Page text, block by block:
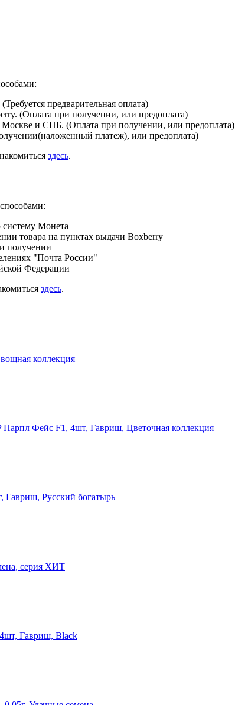
предварительная оплата)
(Оплата при получении, или предоплата)
и СПБ. (Оплата при получении, или предоплата)
платеж), или предоплата)
здесь.
систему Монета
товара на пунктах выдачи Boxberry
получении
"Почта России"
Федерации
здесь.